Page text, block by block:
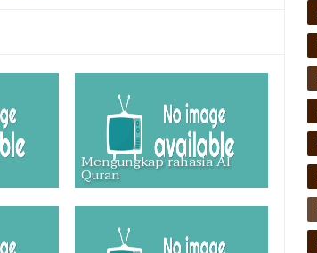
Mengungkap rahasia Al
Quran